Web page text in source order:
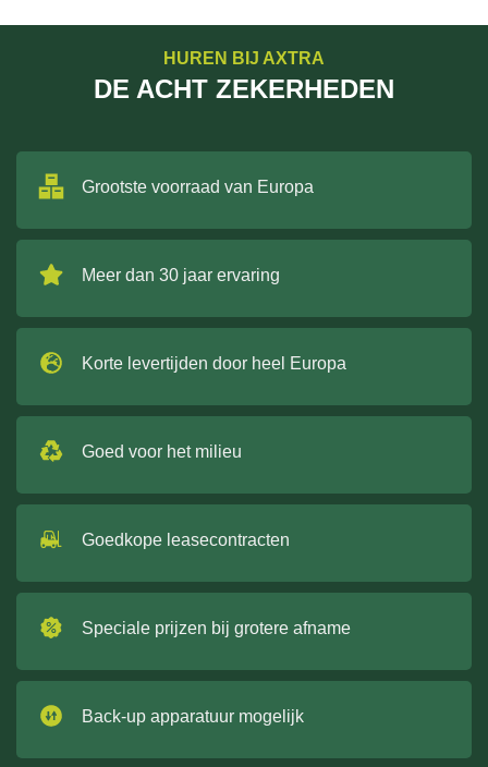
HUREN BIJ AXTRA
DE ACHT ZEKERHEDEN
Grootste voorraad van Europa
Meer dan 30 jaar ervaring
Korte levertijden door heel Europa
Goed voor het milieu
Goedkope leasecontracten
Speciale prijzen bij grotere afname
Back-up apparatuur mogelijk